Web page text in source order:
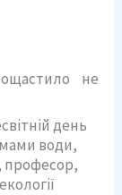
не
день
води,
професор,